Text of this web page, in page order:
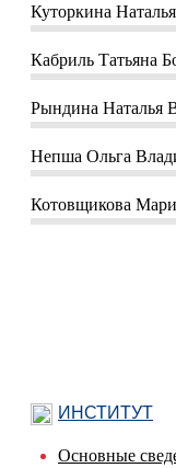
Куторкина
Кабриль Татьяна
Рындина Наталья
Непша Ольга
Котовщикова
ИНСТИТУТ
Основные